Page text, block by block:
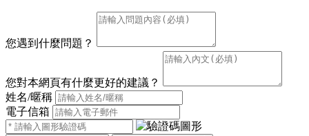
您遇到什麼問題？
您對本網頁有什麼更好的建議？
姓名/暱稱
電子信箱